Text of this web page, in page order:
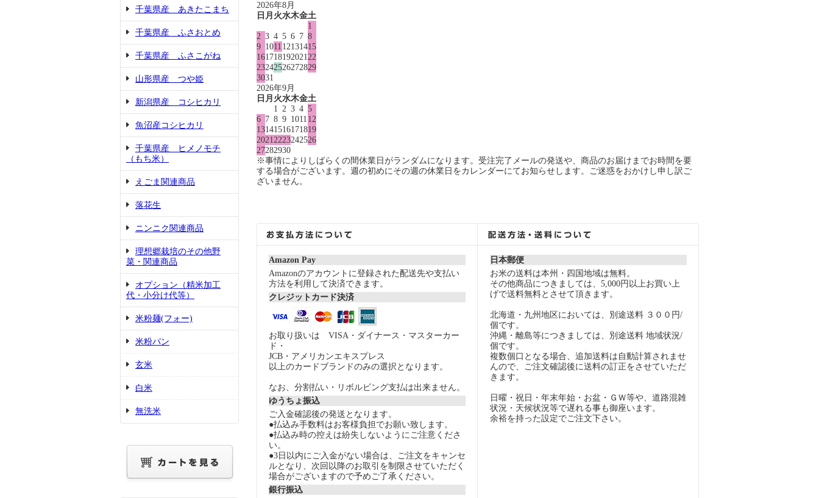
千葉県産 あきたこまち
千葉県産 ふさおとめ
千葉県産 ふさこがね
山形県産 つや姫
新潟県産 コシヒカリ
魚沼産コシヒカリ
千葉県産 ヒメノモチ
（もち米）
えごま関連商品
落花生
ニンニク関連商品
理想郷栽培のその他野
菜・関連商品
オプション（精米加工
代・小分け代等）
米粉麺(フォー)
米粉パン
玄米
白米
無洗米
2026年8月
日 月 火水木金土
1
2 3 4 5 6 7 8
9 1011 12131415
16171819202122
23242526272829
3031
2026年9月
日 月 火水木金土
1 2 3 4 5
6 7 8 9 1011 12
13141516171819
20212223242526
27282930
※事情によりしばらくの間休業日がランダムになります。受注完了メールの発送や、商品のお届けまでお時間を要
する場合がございます。週の初めにその週の休業日をカレンダーにてお知らせします。ご迷惑をおかけし申し訳ご
ざいません。
Amazon Pay
Amazonのアカウントに登録された配送先や支払い
方法を利用して決済できます。
クレジットカード決済
お取り扱いは VISA・ダイナース・マスターカー
ド・
JCB・アメリカンエキスプレス
以上のカードブランドのみの選択となります。
なお、分割払い・リボルビング支払は出来ません。
ゆうちょ振込
ご入金確認後の発送となります。
●払込み手数料はお客様負担でお願い致します。
●払込み時の控えは紛失しないようにご注意くださ
い。
●3日以内にご入金がない場合は、ご注文をキャンセ
ルとなり、次回以降のお取引を制限させていただく
場合がございますので予めご了承ください。
銀行振込
日本郵便
お米の送料は本州・四国地域は無料。
その他商品につきましては、5,000円以上お買い上
げで送料無料とさせて頂きます。
北海道・九州地区においては、別途送料 ３００円/
個です。
沖縄・離島等につきましては、別途送料 地域状況/
個です。
複数個口となる場合、追加送料は自動計算されませ
んので、ご注文確認後に送料の訂正をさせていただ
きます。
日曜・祝日・年末年始・お盆・ＧＷ等や、道路混雑
状況・天候状況等で遅れる事も御座います。
余裕を持った設定でご注文下さい。